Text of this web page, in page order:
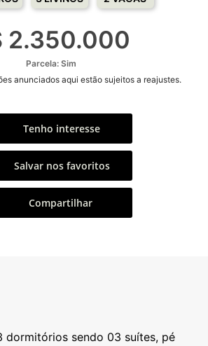
2.350.000
Parcela: Sim
anunciados aqui estão sujeitos a reajustes.
Tenho interesse
Salvar nos favoritos
Compartilhar
dormitórios sendo 03 suítes, pé